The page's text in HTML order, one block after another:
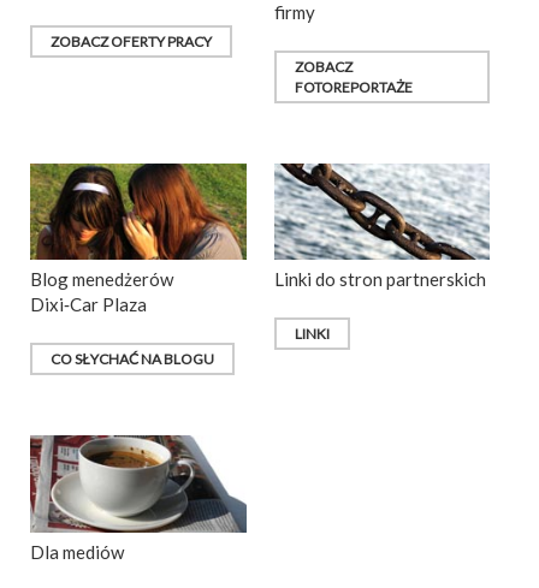
ZOBACZ OFERTY PRACY
firmy
ZOBACZ
FOTOREPORTAŻE
Blog menedżerów
Dixi‑Car Plaza
CO SŁYCHAĆ NA BLOGU
Linki do stron partnerskich
LINKI
Dla mediów